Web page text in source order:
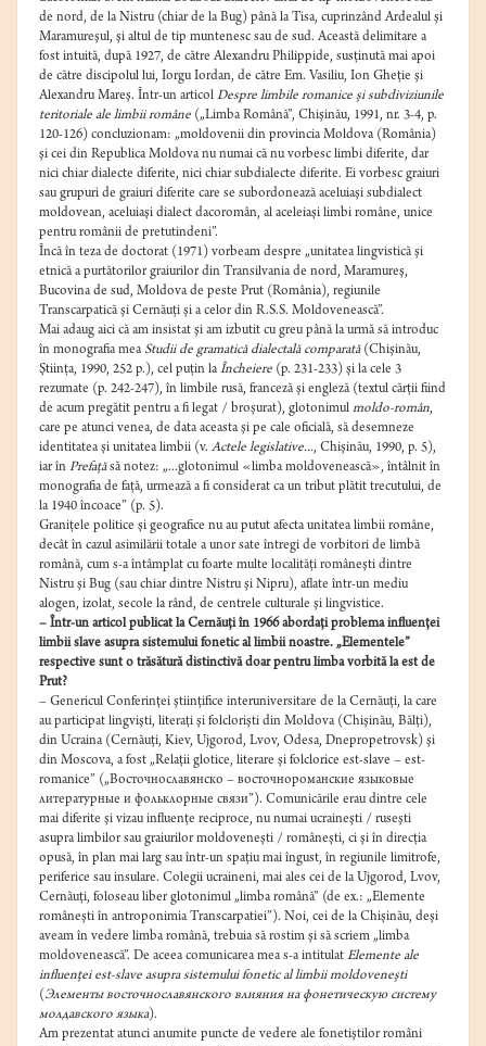
de nord, de la Nistru (chiar de la Bug) până la Tisa, cuprinzând Ardealul şi
Maramureşul, şi altul de tip muntenesc sau de sud. Această delimitare a
fost intuită, după 1927, de către Alexandru Philippide, susţinută mai apoi
de către discipolul lui, Iorgu Iordan, de către Em. Vasiliu, Ion Gheţie şi
Alexandru Mareş. Într-un articol Despre limbile romanice şi subdiviziunile
teritoriale ale limbii române („Limba Română”, Chişinău, 1991, nr. 3-4, p.
120-126) concluzionam: „moldovenii din provincia Moldova (România)
şi cei din Republica Moldova nu numai că nu vorbesc limbi diferite, dar
nici chiar dialecte diferite, nici chiar subdialecte diferite. Ei vorbesc graiuri
sau grupuri de graiuri diferite care se subordonează aceluiaşi subdialect
moldovean, aceluiaşi dialect dacoromân, al aceleiaşi limbi române, unice
pentru românii de pretutindeni”.
Încă în teza de doctorat (1971) vorbeam despre „unitatea lingvistică şi
etnică a purtătorilor graiurilor din Transilvania de nord, Maramureş,
Bucovina de sud, Moldova de peste Prut (România), regiunile
Transcarpatică şi Cernăuţi şi a celor din R.S.S. Moldovenească”.
Mai adaug aici că am insistat şi am izbutit cu greu până la urmă să introduc
în monografia mea Studii de gramatică dialectală comparată (Chişinău,
Ştiinţa, 1990, 252 p.), cel puţin la Încheiere (p. 231-233) şi la cele 3
rezumate (p. 242-247), în limbile rusă, franceză şi engleză (textul cărţii fiind
de acum pregătit pentru a fi legat / broşurat), glotonimul moldo-român,
care pe atunci venea, de data aceasta şi pe cale oficială, să desemneze
identitatea şi unitatea limbii (v. Actele legislative..., Chişinău, 1990, p. 5),
iar în Prefaţăsă notez: „...glotonimul «limba moldovenească», întâlnit în
monografia de faţă, urmează a fi considerat ca un tribut plătit trecutului, de
la 1940 încoace” (p. 5).
Graniţele politice şi geografice nu au putut afecta unitatea limbii române,
decât în cazul asimilării totale a unor sate întregi de vorbitori de limbă
română, cum s-a întâmplat cu foarte multe localităţi româneşti dintre
Nistru şi Bug (sau chiar dintre Nistru şi Nipru), aflate într-un mediu
alogen, izolat, secole la rând, de centrele culturale şi lingvistice.
– Într-un articol publicat la Cernăuţi în 1966 abordaţi problema influenţei
limbii slave asupra sistemului fonetic al limbii noastre. „Elementele”
respective sunt o trăsătură distinctivă doar pentru limba vorbită la est de
Prut?
– Genericul Conferinţei ştiinţifice interuniversitare de la Cernăuţi, la care
au participat lingvişti, literaţi şi folclorişti din Moldova (Chişinău, Bălţi),
din Ucraina (Cernăuţi, Kiev, Ujgorod, Lvov, Odesa, Dnepropetrovsk) şi
din Moscova, a fost „Relaţii glotice, literare şi folclorice est-slave – est-
romanice” („Восточнославянско – восточнороманские языковые
литературные и фольклорные связи”). Comunicările erau dintre cele
mai diferite şi vizau influenţe reciproce, nu numai ucraineşti / ruseşti
asupra limbilor sau graiurilor moldoveneşti / româneşti, ci şi în direcţia
opusă, în plan mai larg sau într-un spaţiu mai îngust, în regiunile limitrofe,
periferice sau insulare. Colegii ucraineni, mai ales cei de la Ujgorod, Lvov,
Cernăuţi, foloseau liber glotonimul „limba română” (de ex.: „Elemente
româneşti în antroponimia Transcarpatiei”). Noi, cei de la Chişinău, deşi
aveam în vedere limba română, trebuia să rostim şi să scriem „limba
moldovenească”. De aceea comunicarea mea s-a intitulat Elemente ale
influenţei est-slave asupra sistemului fonetic al limbii moldoveneşti
( Элементывосточнославянского влиянияна фонетическую систему
молдавского языка).
Am prezentat atunci anumite puncte de vedere ale fonetiştilor români